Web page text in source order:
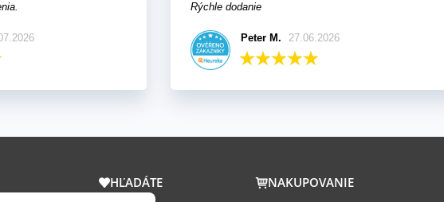
Rýchle dodanie
Peter M. 27.06.2026
HĽADÁTE NAKUPOVANIE